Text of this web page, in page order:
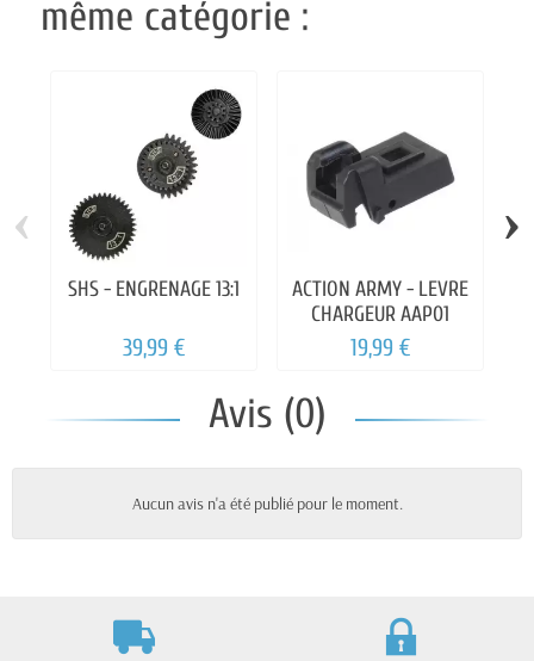
même catégorie :
SHS - ENGRENAGE 13:1
39,99 €
ACTION ARMY - LEVRE
CHARGEUR AAP01
19,99 €
‹ ›
Avis (0)
Aucun avis n'a été publié pour le moment.